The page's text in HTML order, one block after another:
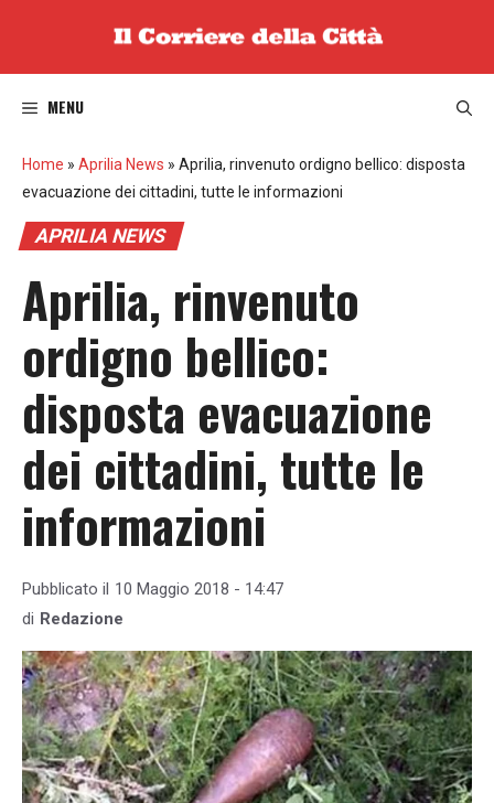
MENU
Home » Aprilia News » Aprilia, rinvenuto ordigno bellico: disposta
evacuazione dei cittadini, tutte le informazioni
APRILIA NEWS
Aprilia, rinvenuto
ordigno bellico:
disposta evacuazione
dei cittadini, tutte le
informazioni
Pubblicato il 10 Maggio 2018 - 14:47
di Redazione